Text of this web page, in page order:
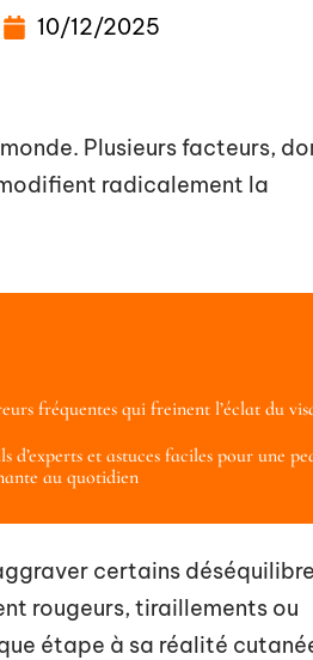
10/12/2025
Plusieurs facteurs,
radicalement la
fréquentes qui freinent l’éclat du
d’experts et astuces faciles pour une
au quotidien
certains
rougeurs, tiraillements ou
étape à sa réalité